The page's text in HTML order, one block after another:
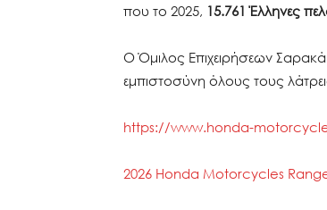
που το 2025, 15.761 Έλληνες
Ο Όμιλος Επιχειρήσεων
εμπιστοσύνη όλους τους
https://www.honda-
2026 Honda Motorcycles